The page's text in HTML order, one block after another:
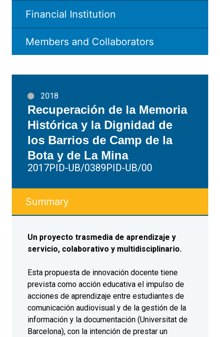
Financial Institution
Members and Collaborators
2018
Recuperación de la Memoria
Histórica y la Dignidad de
los Barrios de Camp de la
Bota y de La Mina
2017PID-UB/0389PID-UB/00
Summary
Un proyecto trasmedia de aprendizaje y
servicio, colaborativo y multidisciplinario.
Esta propuesta de innovación docente tiene
prevista como acción educativa el impulso de
acciones de aprendizaje entre estudiantes de
comunicación audiovisual y de la gestión de la
información y la documentación (Universitat de
Barcelona), con la intención de prestar un